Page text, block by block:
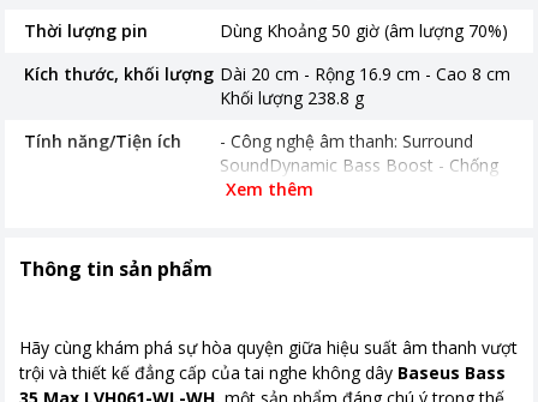
Thời lượng pin
Dùng Khoảng 50 giờ (âm lượng 70%)
Kích thước, khối lượng Dài 20 cm - Rộng 16.9 cm - Cao 8 cm
Khối lượng 238.8 g
Tính năng/Tiện ích
- Công nghệ âm thanh: Surround
SoundDynamic Bass Boost - Chống
ồn : Công nghệ ENC / Active Noise
Thời gian bảo hành
Xem thêm
Thông tin sản phẩm
Hãy cùng khám phá sự hòa quyện giữa hiệu suất âm thanh vượt
trội và thiết kế đẳng cấp của tai nghe không dây Baseus Bass